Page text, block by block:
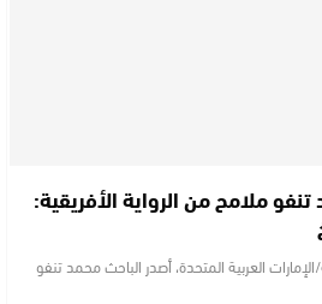
ملامح من الرواية الأفريقية:
العربية المتحدة، أصدر الباحث محمد تنفو